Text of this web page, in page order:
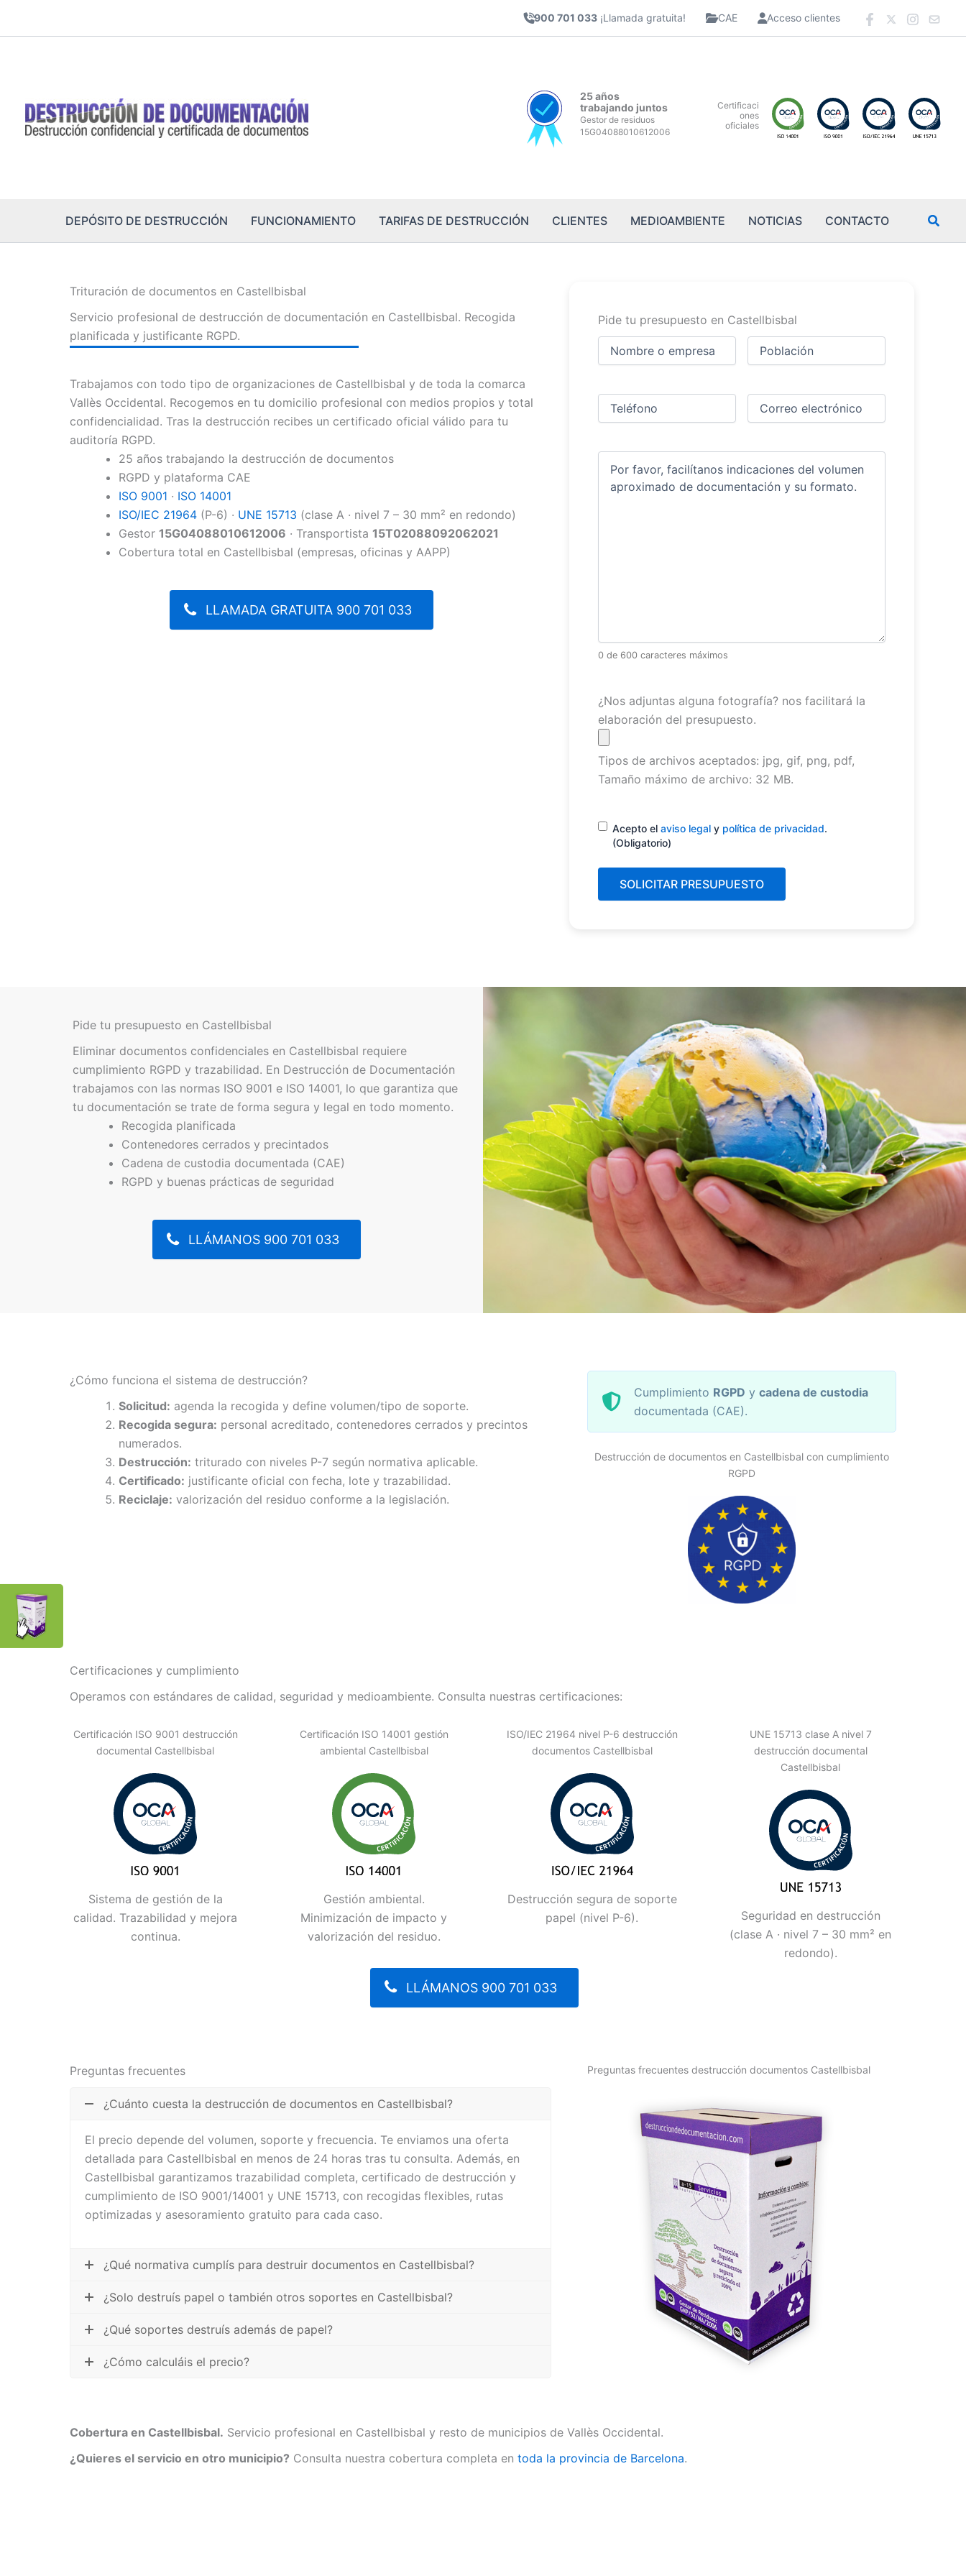
900 701 033 ¡Llamada gratuita! CAE Acceso clientes
25 años
trabajando juntos
Gestor de residuos
15G04088010612006
Certificaci
ones
oficiales
DEPÓSITO DE DESTRUCCIÓN FUNCIONAMIENTO TARIFAS DE DESTRUCCIÓN CLIENTES MEDIOAMBIENTE NOTICIAS CONTACTO
Trituración de documentos en Castellbisbal
Servicio profesional de destrucción de documentación en Castellbisbal. Recogida
planificada y justificante RGPD.
Trabajamos con todo tipo de organizaciones de Castellbisbal y de toda la comarca
Vallès Occidental. Recogemos en tu domicilio profesional con medios propios y total
confidencialidad. Tras la destrucción recibes un certificado oficial válido para tu
auditoría RGPD.
25 años trabajando la destrucción de documentos
RGPD y plataforma CAE
ISO 9001 · ISO 14001
ISO/IEC 21964 (P-6) · UNE 15713 (clase A · nivel 7 – 30 mm² en redondo)
Gestor 15G04088010612006 · Transportista 15T02088092062021
Cobertura total en Castellbisbal (empresas, oficinas y AAPP)
LLAMADA GRATUITA 900 701 033
Pide tu presupuesto en Castellbisbal
Nombre
Ciudad
Teléfono
Correo
electrónico (Obligatorio)
Comentarios
0 de 600 caracteres máximos
Archivo
¿Nos adjuntas alguna fotografía? nos facilitará la
elaboración del presupuesto.
Tipos de archivos aceptados: jpg, gif, png, pdf,
Tamaño máximo de archivo: 32 MB.
Consentimiento (Obligatorio)
Acepto el aviso legal y política de privacidad.
(Obligatorio)
Pide tu presupuesto en Castellbisbal
Eliminar documentos confidenciales en Castellbisbal requiere
cumplimiento RGPD y trazabilidad. En Destrucción de Documentación
trabajamos con las normas ISO 9001 e ISO 14001, lo que garantiza que
tu documentación se trate de forma segura y legal en todo momento.
Recogida planificada
Contenedores cerrados y precintados
Cadena de custodia documentada (CAE)
RGPD y buenas prácticas de seguridad
LLÁMANOS 900 701 033
¿Cómo funciona el sistema de destrucción?
Solicitud: agenda la recogida y define volumen/tipo de soporte.
Recogida segura: personal acreditado, contenedores cerrados y precintos
numerados.
Destrucción: triturado con niveles P-7 según normativa aplicable.
Certificado: justificante oficial con fecha, lote y trazabilidad.
Reciclaje: valorización del residuo conforme a la legislación.
Cumplimiento RGPD y cadena de custodia
documentada (CAE).
Destrucción de documentos en Castellbisbal con cumplimiento
RGPD
Certificaciones y cumplimiento
Operamos con estándares de calidad, seguridad y medioambiente. Consulta nuestras certificaciones:
Certificación ISO 9001 destrucción
documental Castellbisbal
Sistema de gestión de la
calidad. Trazabilidad y mejora
continua.
Certificación ISO 14001 gestión
ambiental Castellbisbal
Gestión ambiental.
Minimización de impacto y
valorización del residuo.
ISO/IEC 21964 nivel P-6 destrucción
documentos Castellbisbal
Destrucción segura de soporte
papel (nivel P-6).
UNE 15713 clase A nivel 7
destrucción documental
Castellbisbal
Seguridad en destrucción
(clase A · nivel 7 – 30 mm² en
redondo).
LLÁMANOS 900 701 033
Preguntas frecuentes
¿Cuánto cuesta la destrucción de documentos en Castellbisbal?
El precio depende del volumen, soporte y frecuencia. Te enviamos una oferta
detallada para Castellbisbal en menos de 24 horas tras tu consulta. Además, en
Castellbisbal garantizamos trazabilidad completa, certificado de destrucción y
cumplimiento de ISO 9001/14001 y UNE 15713, con recogidas flexibles, rutas
optimizadas y asesoramiento gratuito para cada caso.
¿Qué normativa cumplís para destruir documentos en Castellbisbal?
¿Solo destruís papel o también otros soportes en Castellbisbal?
¿Qué soportes destruís además de papel?
¿Cómo calculáis el precio?
Preguntas frecuentes destrucción documentos Castellbisbal
Cobertura en Castellbisbal. Servicio profesional en Castellbisbal y resto de municipios de Vallès Occidental.
¿Quieres el servicio en otro municipio? Consulta nuestra cobertura completa en toda la provincia de Barcelona.